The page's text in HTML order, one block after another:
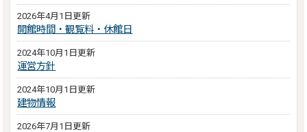
2026年4月1日更新
開館時間・観覧料・休館日
2024年10月1日更新
運営方針
2024年10月1日更新
建物情報
2026年7月1日更新